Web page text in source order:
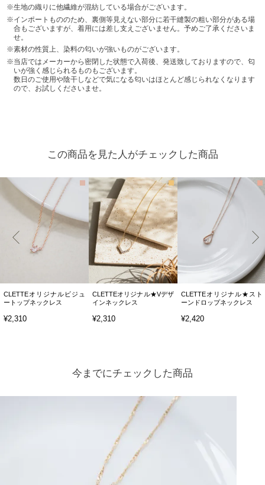
生地の織りに他繊維が混紡している場合がございます。
インポートもののため、裏側等見えない部分に若干縫製の粗い部分がある場
合もございますが、着用には差し支えございません。予めご了承くださいま
せ。
素材の性質上、染料の匂いが強いものがございます。
当店ではメーカーから密閉した状態で入荷後、発送致しておりますので、匂
いが強く感じられるものもございます。
数日のご使用や陰干しなどで気になる匂いはほとんど感じられなくなります
ので、お試しくださいませ。
この商品を見た人がチェックした商品
CLETTEオリジナルビジュ
ートップネックレス
¥2,310
CLETTEオリジナル★Vデザ
インネックレス
¥2,310
CLETTEオリジナル★スト
ーンドロップネックレス
¥2,420
今までにチェックした商品